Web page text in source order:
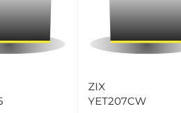
ZIX
YET207CW